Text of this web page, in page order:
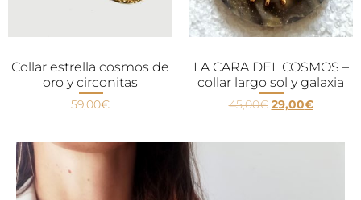
Collar estrella cosmos de
oro y circonitas
59,00€
LA CARA DEL COSMOS –
collar largo sol y galaxia
45,00€ 29,00€